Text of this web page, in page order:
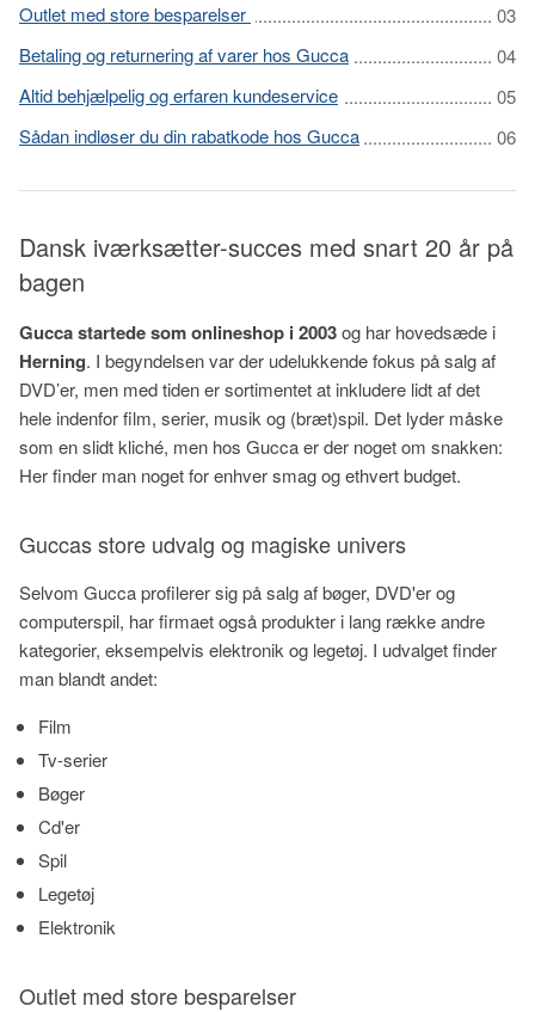
Outlet med store besparelser
Betaling og returnering af varer hos Gucca
Altid behjælpelig og erfaren kundeservice
Sådan indløser du din rabatkode hos Gucca
Dansk iværksætter-succes med snart 20 år på
bagen
Gucca startede som onlineshop i 2003og har hovedsæde i
Herning. I begyndelsen var der udelukkende fokus på salg af
DVD’er, men med tiden er sortimentet at inkludere lidt af det
hele indenfor film, serier, musik og (bræt)spil. Det lyder måske
som en slidt kliché, men hos Gucca er der noget om snakken:
Her finder man noget for enhver smag og ethvert budget.
Guccas store udvalg og magiske univers
Selvom Gucca profilerer sig på salg af bøger, DVD'er og
computerspil, har firmaet også produkter i lang række andre
kategorier, eksempelvis elektronik og legetøj. I udvalget finder
man blandt andet:
Film
Tv-serier
Bøger
Cd'er
Spil
Legetøj
Elektronik
Outlet med store besparelser